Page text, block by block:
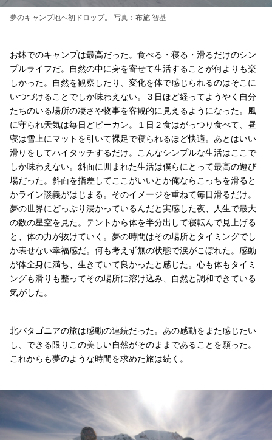
夢のキャンプ地へ初ドロップ。 写真：布施 智基
お鉢でのキャンプは最高だった。食べる・寝る・滑るだけのシン
プルライフだ。自然の中に身を寄せて生活することが何よりも楽
しかった。自然を観察したり、変化を体で感じられるのはそこに
いつづけることでしか味わえない。３日ほど経ってようやく自分
たちのいる場所の凄さや物事を客観的に見えるようになった。風
に守られ天気は毎日どピーカン。１日２食はがっつり食べて、昼
寝は雪上にマットを引いて裸足で寝られるほど快適。あとはいい
滑りをしてハイタッチするだけ。こんなシンプルな生活はここで
しか味わえない。斜面に囲まれた生活は僕らにとって最高の遊び
場だった。斜面を指差してここがいいとか俺ならこっちを滑ると
かライン談義がはじまる。そのイメージを重ねて毎日滑るだけ。
夢の世界にどっぷり浸かっているんだと実感した夜、人生で最大
の数の星空を見た。テントから体を半分出して寝転んで見上げる
と、体の力が抜けていく。夢の時間はその場所とタイミングでし
か表せない幸福感だ。何も考えず無の状態で涙がこぼれた。感動
が体全身に満ち、生きていて良かったと感じた。心も体もタイミ
ングも滑りも整ってその場所に溶け込み、自然と調和できている
気がした。
北パタゴニアの旅は感動の連続だった。あの感動をまた感じたい
し、できる限りこの美しい自然がそのままであることを願った。
これからも夢のような時間を求めた旅は続く。